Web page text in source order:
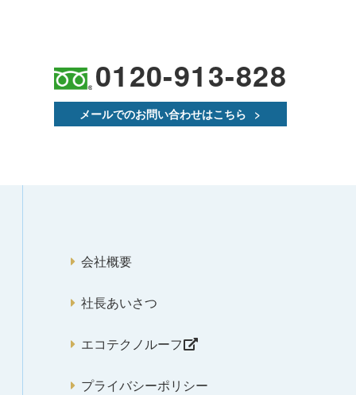
0120-913-828
メールでのお問い合わせはこちら
会社概要
社長あいさつ
エコテクノルーフ
プライバシーポリシー